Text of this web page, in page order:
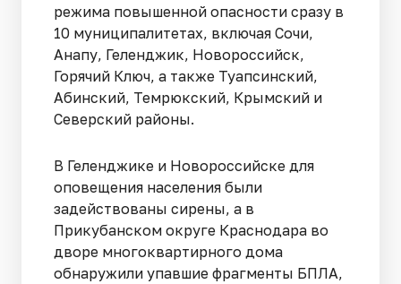
режима повышенной опасности сразу в
10 муниципалитетах, включая Сочи,
Анапу, Геленджик, Новороссийск,
Горячий Ключ, а также Туапсинский,
Абинский, Темрюкский, Крымский и
Северский районы.
В Геленджике и Новороссийске для
оповещения населения были
задействованы сирены, а в
Прикубанском округе Краснодара во
дворе многоквартирного дома
обнаружили упавшие фрагменты БПЛА,